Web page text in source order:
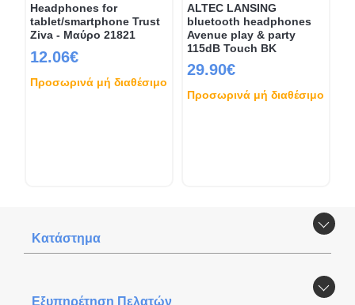
Headphones for
tablet/smartphone Trust
Ziva - Μαύρο 21821
12.06€
Προσωρινά μή διαθέσιμο
ALTEC LANSING
bluetooth headphones
Avenue play & party
115dB Touch BK
29.90€
Προσωρινά μή διαθέσιμο
Κατάστημα
Εξυπηρέτηση Πελατών